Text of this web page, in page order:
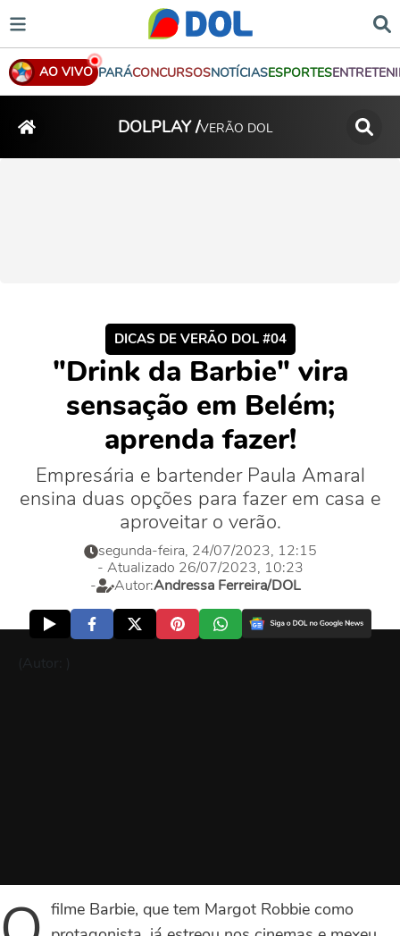
AO VIVO PARÁCONCURSOSNOTÍCIASESPORTES
DOLPLAY /VERÃO DOL
DICAS DE VERÃO DOL #04
"Drink da Barbie" vira
sensação em Belém;
aprenda fazer!
Empresária e bartender Paula Amaral
ensina duas opções para fazer em casa e
aproveitar o verão.
segunda-feira, 24/07/2023, 12:15
- Atualizado 26/07/2023, 10:23
-
Autor:Andressa Ferreira/DOL
(Autor: )
filme Barbie, que tem Margot Robbie como